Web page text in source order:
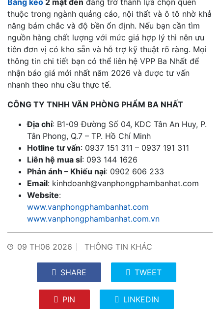
Băng keo 2 mặt đen đang trở thành lựa chọn quen
thuộc trong ngành quảng cáo, nội thất và ô tô nhờ khả
năng bám chắc và độ bền ổn định. Nếu bạn cần tìm
nguồn hàng chất lượng với mức giá hợp lý thì nên ưu
tiên đơn vị có kho sẵn và hỗ trợ kỹ thuật rõ ràng. Mọi
thông tin chi tiết bạn có thể liên hệ VPP Ba Nhất để
nhận báo giá mới nhất năm 2026 và được tư vấn
nhanh theo nhu cầu thực tế.
CÔNG TY TNHH VĂN PHÒNG PHẨM BA NHẤT
Địa chỉ: B1-09 Đường Số 04, KDC Tân An Huy, P.
Tân Phong, Q.7 – TP. Hồ Chí Minh
Hotline tư vấn: 0937 151 311 – 0937 191 311
Liên hệ mua sỉ: 093 144 1626
Phản ánh – Khiếu nại: 0902 606 233
Email: kinhdoanh@vanphongphambanhat.com
Website:
www.vanphongphambanhat.com
www.vanphongphambanhat.com.vn
09 TH06 2026 THÔNG TIN KHÁC
SHARE TWEET
PIN LINKEDIN